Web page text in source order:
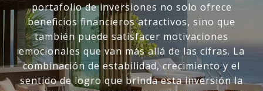
portafolio de inversiones no solo ofrece
beneficios financieros atractivos, sino que
también puede satisfacer motivaciones
emocionales que van más allá de las cifras. La
combinación de estabilidad, crecimiento y el
sentido de logro que brinda esta inversión la